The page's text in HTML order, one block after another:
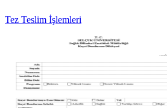
Tez Teslim İşlemleri